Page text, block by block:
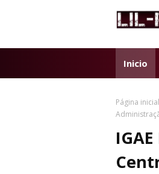
Inicio
Página inicial